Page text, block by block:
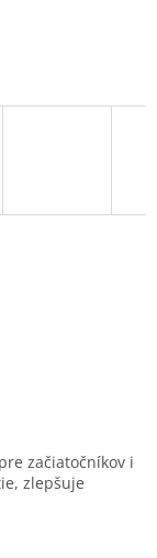
začiatočníkov i
zlepšuje